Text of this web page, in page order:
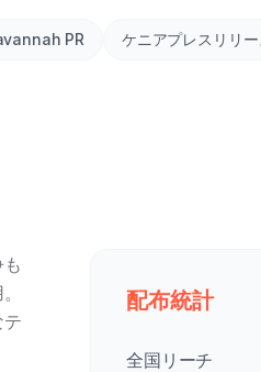
PR ケニアプレスリリー
配布統計
全国リーチ